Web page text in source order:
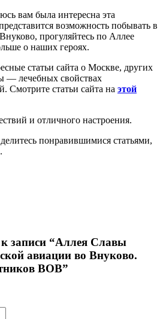
вам была интересна эта
возможность побывать в
прогуляйтесь по Аллее
о наших героях.
статьи сайта о Москве, других
— лечебных свойствах
Смотрите статьи сайта на этой
и отличного настроения.
понравившимися статьями,
записи “Аллея Славы
авиации во Внуково.
ВОВ”